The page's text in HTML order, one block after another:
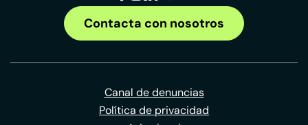
Contacta con nosotros
Canal de denuncias
Política de privacidad